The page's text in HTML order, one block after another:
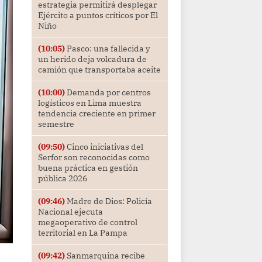
estrategia permitirá desplegar
Ejército a puntos críticos por El
Niño
(10:05)Pasco: una fallecida y
un herido deja volcadura de
camión que transportaba aceite
(10:00)Demanda por centros
logísticos en Lima muestra
tendencia creciente en primer
semestre
(09:50)Cinco iniciativas del
Serfor son reconocidas como
buena práctica en gestión
pública 2026
(09:46)Madre de Dios: Policía
Nacional ejecuta
megaoperativo de control
territorial en La Pampa
(09:42)Sanmarquina recibe